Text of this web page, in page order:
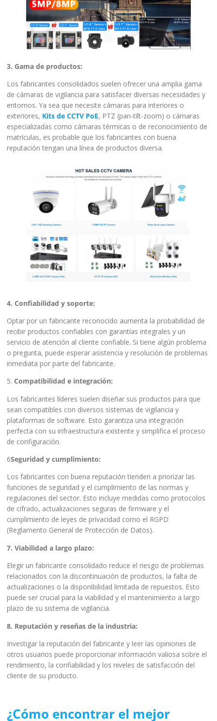
3. Gama de productos:
Los fabricantes consolidados suelen ofrecer una amplia gama
de cámaras de vigilancia para satisfacer diversas necesidades y
entornos. Ya sea que necesite cámaras para interiores o
exteriores, Kits de CCTV PoE, PTZ (pan-tilt-zoom) o cámaras
especializadas como cámaras térmicas o de reconocimiento de
matrículas, es probable que los fabricantes con buena
reputación tengan una línea de productos diversa.
4. Confiabilidad y soporte:
Optar por un fabricante reconocido aumenta la probabilidad de
recibir productos confiables con garantías integrales y un
servicio de atención al cliente confiable. Si tiene algún problema
o pregunta, puede esperar asistencia y resolución de problemas
inmediata por parte del fabricante.
5. Compatibilidad e integración:
Los fabricantes líderes suelen diseñar sus productos para que
sean compatibles con diversos sistemas de vigilancia y
plataformas de software. Esto garantiza una integración
perfecta con su infraestructura existente y simplifica el proceso
de configuración.
6Seguridad y cumplimiento:
Los fabricantes con buena reputación tienden a priorizar las
funciones de seguridad y el cumplimiento de las normas y
regulaciones del sector. Esto incluye medidas como protocolos
de cifrado, actualizaciones seguras de firmware y el
cumplimiento de leyes de privacidad como el RGPD
(Reglamento General de Protección de Datos).
7. Viabilidad a largo plazo:
Elegir un fabricante consolidado reduce el riesgo de problemas
relacionados con la discontinuación de productos, la falta de
actualizaciones o la disponibilidad limitada de repuestos. Esto
puede ser crucial para la viabilidad y el mantenimiento a largo
plazo de su sistema de vigilancia.
8. Reputación y reseñas de la industria:
Investigar la reputación del fabricante y leer las opiniones de
otros usuarios puede proporcionar información valiosa sobre el
rendimiento, la confiabilidad y los niveles de satisfacción del
cliente de su producto.
¿Cómo encontrar el mejor